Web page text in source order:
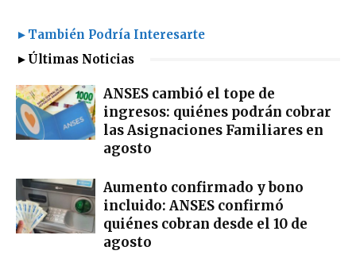
►También Podría Interesarte
►Últimas Noticias
ANSES cambió el tope de
ingresos: quiénes podrán cobrar
las Asignaciones Familiares en
agosto
Aumento confirmado y bono
incluido: ANSES confirmó
quiénes cobran desde el 10 de
agosto